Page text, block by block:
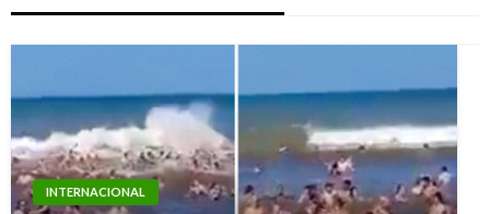
INTERNACIONAL
INTERNACIONAL